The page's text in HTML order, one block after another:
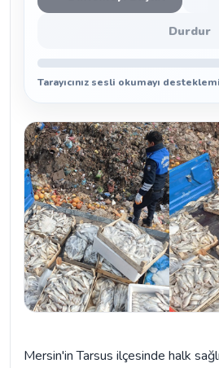
Durdur
Tarayıcınız sesli okumayı
Mersin'in Tarsus ilçesinde halk